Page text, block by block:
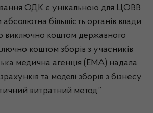
ОДК є унікальною для ЦОВВ
абсолютна більшість органів влади
виключно коштом державного
коштом зборів з учасників
медична агенція (EMA) надала
та моделі зборів з бізнесу.
витратний метод.”